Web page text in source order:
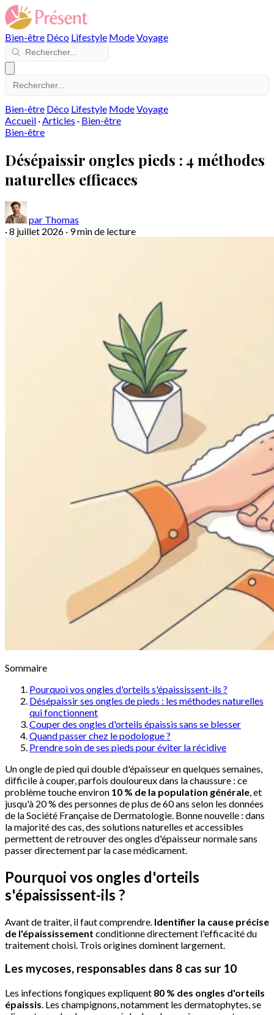
Bien-être Déco Lifestyle ModeVoyage
Bien-être Déco Lifestyle ModeVoyage
Accueil ·Articles · Bien-être
Bien-être
Désépaissir ongles pieds : 4 méthodes
naturelles efficaces
par Thomas
·8 juillet 2026 · 9 min de lecture
Sommaire
Pourquoi vos ongles d'orteils s'épaississent-ils ?
Désépaissir ses ongles de pieds : les méthodes naturelles
qui fonctionnent
Couper des ongles d'orteils épaissis sans se blesser
Quand passer chez le podologue ?
Prendre soin de ses pieds pour éviter la récidive
Un ongle de pied qui double d'épaisseur en quelques semaines,
difficile à couper, parfois douloureux dans la chaussure : ce
problème touche environ 10 % de la population générale, et
jusqu'à 20 % des personnes de plus de 60 ans selon les données
de la Société Française de Dermatologie. Bonne nouvelle : dans
la majorité des cas, des solutions naturelles et accessibles
permettent de retrouver des ongles d'épaisseur normale sans
passer directement par la case médicament.
Pourquoi vos ongles d'orteils
s'épaississent-ils ?
Avant de traiter, il faut comprendre. Identifier la cause précise
de l'épaississement conditionne directement l'efficacité du
traitement choisi. Trois origines dominent largement.
Les mycoses, responsables dans 8 cas sur 10
Les infections fongiques expliquent 80 % des ongles d'orteils
épaissis. Les champignons, notamment les dermatophytes, se